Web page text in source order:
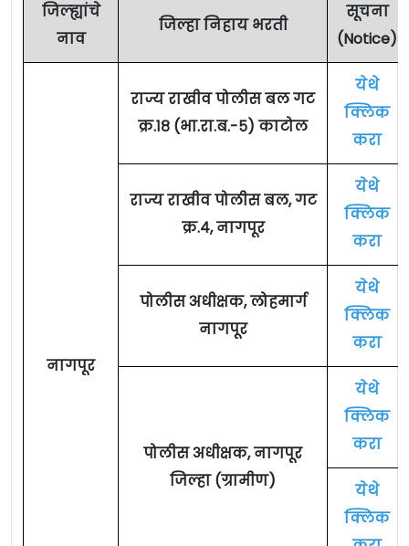
जिल्ह्यांचे
नाव
जिल्हा निहाय भरती
सूचना
(Notice)
नागपूर
राज्य राखीव पोलीस बल गट
क्र.१८ (भा.रा.ब.-५) काटोल
येथे
क्लिक
करा
राज्य राखीव पोलीस बल, गट
क्र.४, नागपूर
येथे
क्लिक
करा
पोलीस अधीक्षक, लोहमार्ग
नागपूर
येथे
क्लिक
करा
पोलीस अधीक्षक, नागपूर
जिल्हा (ग्रामीण)
येथे
क्लिक
करा
येथे
क्लिक